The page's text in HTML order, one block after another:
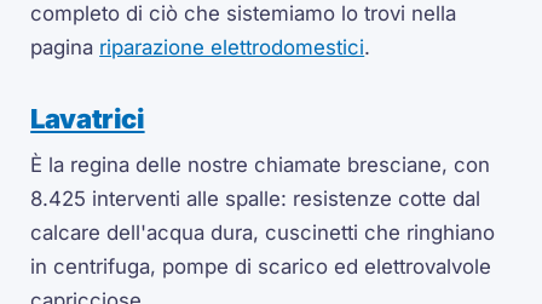
completo di ciò che sistemiamo lo trovi nella
pagina riparazione elettrodomestici.
Lavatrici
È la regina delle nostre chiamate bresciane, con
8.425 interventi alle spalle: resistenze cotte dal
calcare dell'acqua dura, cuscinetti che ringhiano
in centrifuga, pompe di scarico ed elettrovalvole